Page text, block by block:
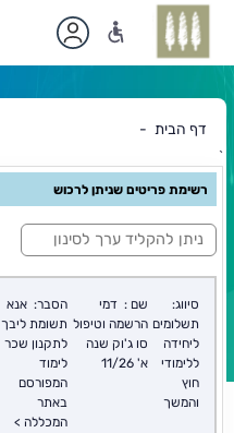
דף הבית
`
תוכן
ראשירשימת פריטים שניתן לרכוש
ס
נ
ו
סיווג:
תשלומים
ליחידה
ללימודי
חוץ
והמשך
שם : דמי
הרשמה וטיפול
סו ג'וק שנה
א' 11/26
הסבר: אנא
תשומת ליבך
לתקנון שכר
לימוד
המפורסם
באתר
המכללה >